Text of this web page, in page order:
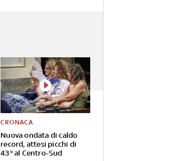
Nuova ondata di caldo
record, attesi picchi di
43° al Centro-Sud
CRONACA